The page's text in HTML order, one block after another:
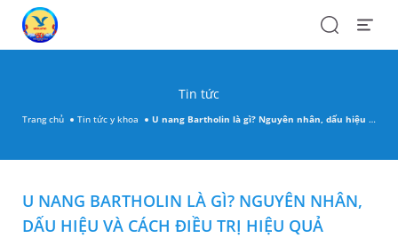
SearchOpen
Tin tức
Trang chủ Tin tức y khoa U nang Bartholin là gì? Nguyên nhân, dấu hiệu và cách điều trị hiệu quả
U NANG BARTHOLIN LÀ GÌ? NGUYÊN NHÂN,
DẤU HIỆU VÀ CÁCH ĐIỀU TRỊ HIỆU QUẢ